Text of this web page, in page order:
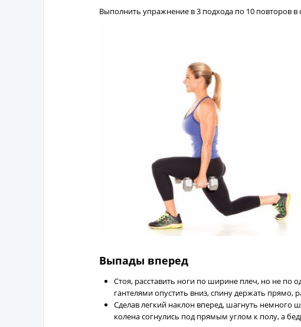
Выполнить упражнение в 3 подхода по 10 повторов в
Выпады вперед
Стоя, расставить ноги по ширине плеч, но не по
гантелями опустить вниз, спину держать прямо,
Сделав легкий наклон вперед, шагнуть
колена согнулись под прямым углом к полу, а